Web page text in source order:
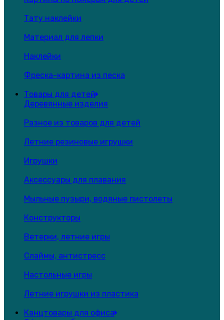
Тату наклейки
Материал для лепки
Наклейки
Фреска-картина из песка
Товары для детей
Деревянные изделия
Разное из товаров для детей
Летние резиновые игрушки
Игрушки
Аксессуары для плавания
Мыльные пузыри, водяные пистолеты
Конструкторы
Ветерки, летние игры
Слаймы, антистресс
Настольные игры
Летние игрушки из пластика
Канцтовары для офиса